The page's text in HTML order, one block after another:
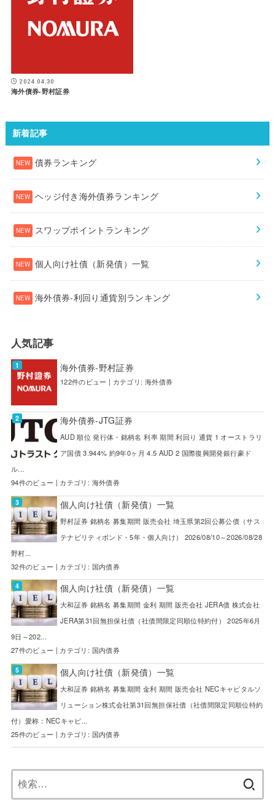
2024.04.30
海外債券-野村証券
新着記事
債券ランキング
ヘッジ付き海外債券ランキング
スワップポイントランキング
個人向け社債（新発債）一覧
海外債券-利回り通貨別ランキング
人気記事
海外債券-野村証券
122件のビュー | カテゴリ: 海外債券
海外債券-JTG証券
AUD 順位 発行体・銘柄名 利率 期間 利回り 通貨 1 オーストラリ
ア国債 3.944% 約9年0ヶ月 4.5 AUD 2 国際復興開発銀行豪ド
ル...
94件のビュー | カテゴリ: 海外債券
個人向け社債（新発債）一覧
野村証券 銘柄名 募集期間 販売会社 埼玉県第2回公募公債（サス
テナビリティボンド・5年・個人向け） 2026/08/10～2026/08/28
野村...
32件のビュー | カテゴリ: 国内債券
個人向け社債（新発債）一覧
大和証券 銘柄名 募集期間 金利 期間 販売会社 JERA債 株式会社
JERA第31回無担保社債（社債間限定同順位特約付） 2025年6月
9日～202...
27件のビュー | カテゴリ: 国内債券
個人向け社債（新発債）一覧
大和証券 銘柄名 募集期間 金利 期間 販売会社 NECキャピタルソ
リューション株式会社第31回無担保社債（社債間限定同順位特約
付）愛称：NECキャピ...
25件のビュー | カテゴリ: 国内債券